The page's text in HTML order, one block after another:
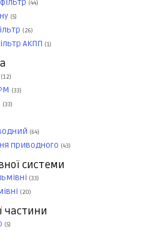
(44)
(5)
(26)
АКПП (1)
(12)
(33)
(33)
(64)
приводного (43)
системи
(33)
(20)
частини
(5)